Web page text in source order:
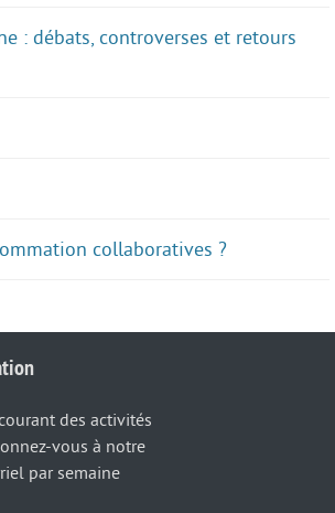
: débats, controverses et retours
collaboratives ?
des activités
vous à notre
par semaine